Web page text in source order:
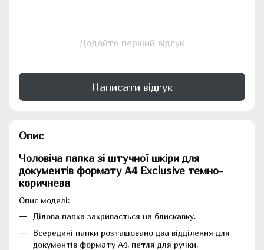
Додайте перший відгук
Написати відгук
Опис
Чоловіча папка зі штучної шкіри для
документів формату А4 Exclusive темно-
коричнева
Опис моделі:
Ділова папка закривається на блискавку.
Всередині папки розташовано два відділення для
документів формату А4, петля для ручки,